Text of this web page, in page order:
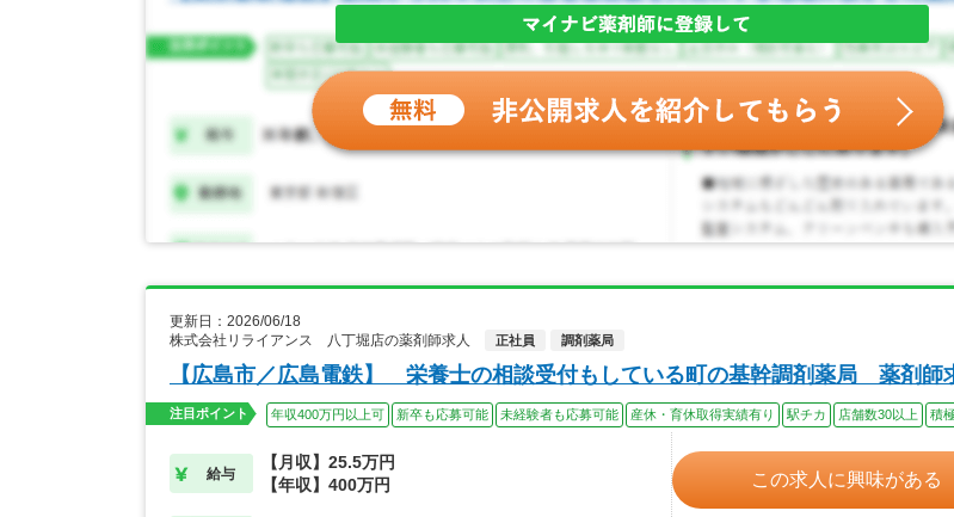
更新日：2026/06/18
株式会社リライアンス 八丁堀店の薬剤師求人
正社員 調剤薬局
【広島市／広島電鉄】 栄養士の相談受付もしている町の基幹調剤薬局 薬剤師
注目ポイント 年収400万円以上可 新卒も応募可能 未経験者も応募可能 産休・育休取得実績有り 駅チカ 店舗数30以上 積
給与
【月収】25.5万円
【年収】400万円
この求人に興味がある